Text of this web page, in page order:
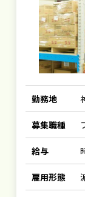
勤務地
募集職種
給与
雇用形態